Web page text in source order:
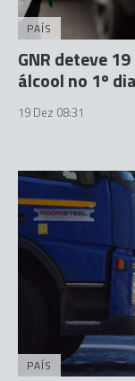
PAÍS
GNR deteve
álcool no 1º
19 Dez 08:31
PAÍS